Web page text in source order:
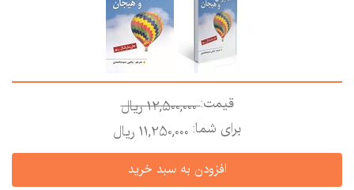
قیمت:12,500,000 ريال
برای شما:11,250,000 ريال